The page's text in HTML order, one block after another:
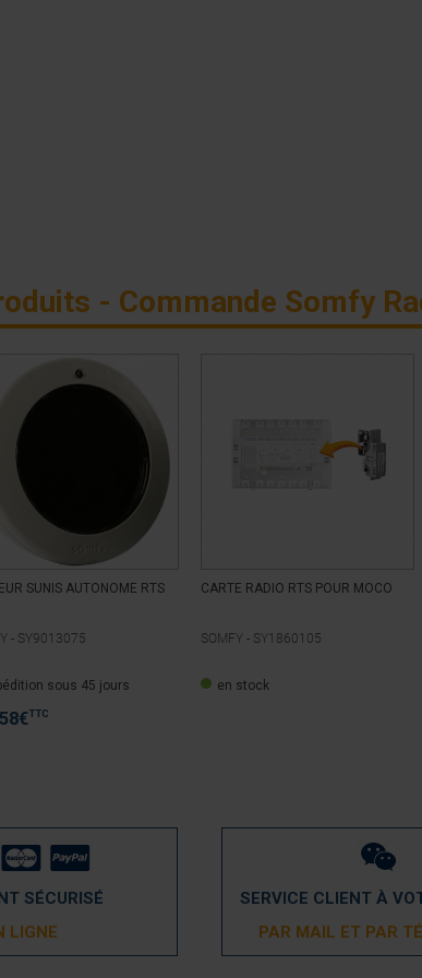
- Commande Somfy
SUNIS AUTONOME RTS
- SY9013075
sous 45 jours
€TTC
CARTE RADIO RTS POUR MOCO
SOMFY - SY1860105
en stock
SÉCURISÉ
LIGNE
SERVICE CLIENT À
PAR MAIL ET PAR